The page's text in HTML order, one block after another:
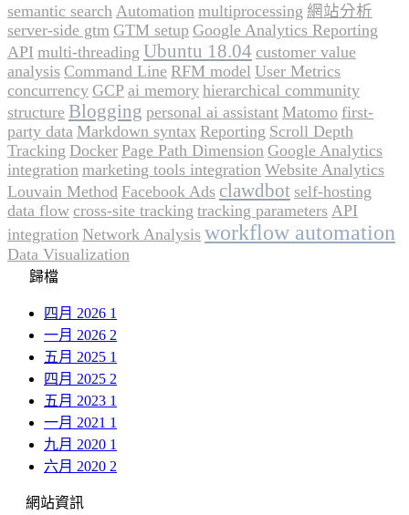
semantic search Automation multiprocessing 網站分析
server-side gtm GTM setup Google Analytics Reporting
API multi-threading Ubuntu 18.04 customer value
analysis Command Line RFM model User Metrics
concurrency GCP ai memory hierarchical community
structure Blogging personal ai assistant Matomo first-
party data Markdown syntax Reporting Scroll Depth
Tracking Docker Page Path Dimension Google Analytics
integration marketing tools integration Website Analytics
Louvain Method Facebook Ads clawdbot self-hosting
data flow cross-site tracking tracking parameters API
integration Network Analysis workflow automation
Data Visualization
歸檔
四月 2026 1
一月 2026 2
五月 2025 1
四月 2025 2
五月 2023 1
一月 2021 1
九月 2020 1
六月 2020 2
網站資訊